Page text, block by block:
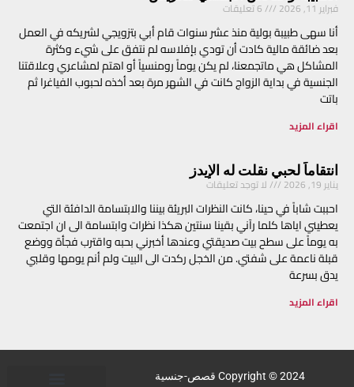
فبراير 11, 2026
أنا سهى طبيبة بولية منذ عشر سنوات قام أبي بتزويجي لشريكه في العمل
بعد ضائقة مالية كادت أن تودي بإفلاسه لم نتفق على شيء وكثرة
المشاكل هي ماتجمعنا، لم يكن يوماً رومنسياً أو اهتم لمشاعري وعلاقتنا
الجنسية في بداية الزواج كانت في الشهر مرة بعد أخذه لحبوب الفياغرا ثم
باتت
اقراء المزيد
انتقاماً لحبي نقلت له الإيدز
يناير 19, 2026 لا توجد تعليقات
احببت شاباً في حينا، كانت النظرات البريئة بيننا والابتسامة الدافئة التي
يعطيني اياها كلما رآني بقينا سنتين هكذا نظرات وابتسامة الى ان اجتمعت
به يوماً على سطح بيت صديقتي وعندها أخبرني بحبه واقترب فجأة ووضع
قبلة ناعمة على شفتي. من الخجل ركدت الى البيت ولم أنم يومها وقلبي
يدق بسرعة
اقراء المزيد
Copyright © 2024 قصص-جنسية